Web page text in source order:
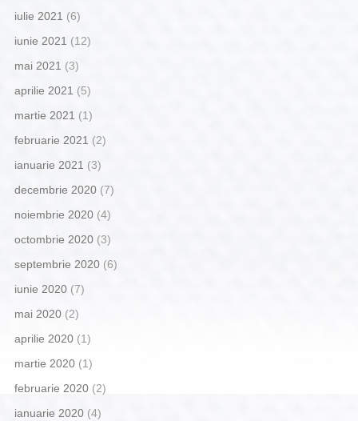
iulie 2021 (6)
iunie 2021 (12)
mai 2021 (3)
aprilie 2021 (5)
martie 2021 (1)
februarie 2021 (2)
ianuarie 2021 (3)
decembrie 2020(7)
noiembrie 2020(4)
octombrie 2020(3)
septembrie 2020(6)
iunie 2020(7)
mai 2020(2)
aprilie 2020(1)
martie 2020(1)
februarie 2020(2)
ianuarie 2020(4)